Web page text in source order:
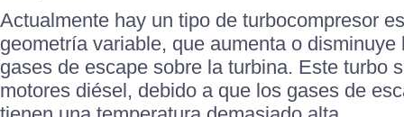
Actualmente hay un tipo de turbocompresor
geometría variable, que aumenta o
gases de escape sobre la turbina. Este turbo
motores diésel, debido a que los gases de